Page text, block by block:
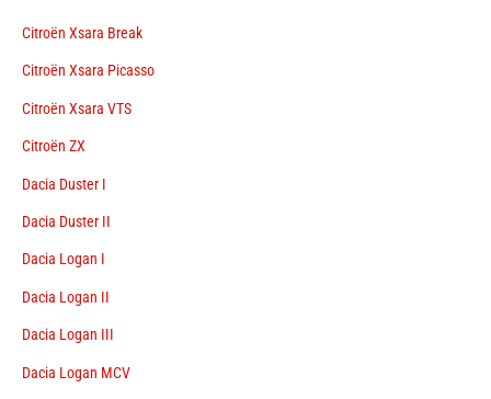
Citroën Xsara Break
Citroën Xsara Picasso
Citroën Xsara VTS
Citroën ZX
Dacia Duster I
Dacia Duster II
Dacia Logan I
Dacia Logan II
Dacia Logan III
Dacia Logan MCV